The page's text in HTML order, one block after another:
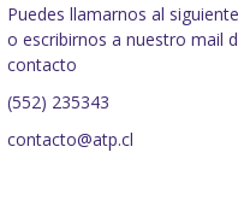
Puedes llamarnos al
o escribirnos a nuestro mail
contacto
(552) 235343
contacto@atp.cl